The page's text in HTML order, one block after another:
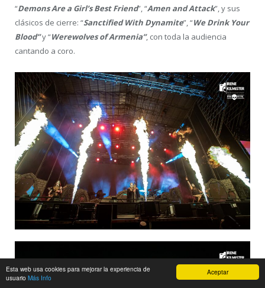
Aceptar
Esta web usa cookies para mejorar la experiencia de
usuario Más Info
“Demons Are a Girl’s Best Friend”, “Amen and Attack”, y sus
clásicos de cierre: “Sanctified With Dynamite”, “We Drink Your
Blood”y “Werewolves of Armenia”, con toda la audiencia
cantando a coro.